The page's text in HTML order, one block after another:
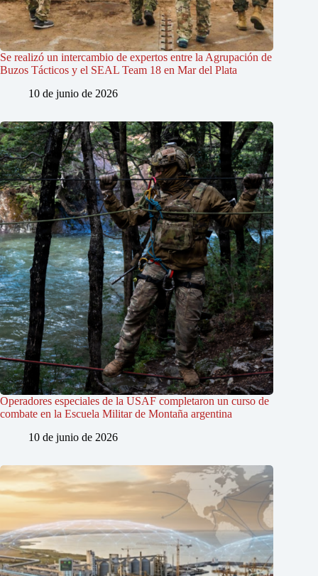
Se realizó un intercambio de expertos entre la Agrupación de
Buzos Tácticos y el SEAL Team 18 en Mar del Plata
10 de junio de 2026
Operadores especiales de la USAF completaron un curso de
combate en la Escuela Militar de Montaña argentina
10 de junio de 2026